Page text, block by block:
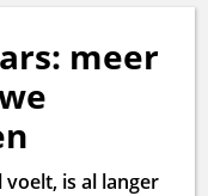
meer
voelt, is al langer